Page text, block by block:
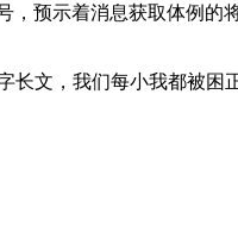
预示着消息获取体例的
文，我们每小我都被困